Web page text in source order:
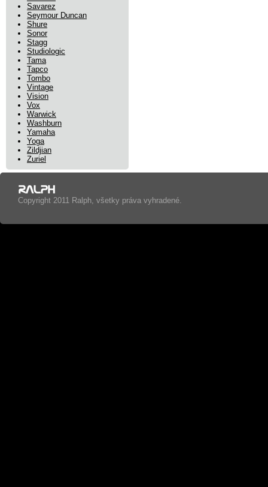
Savarez
Seymour Duncan
Shure
Sonor
Stagg
Studiologic
Tama
Tapco
Tombo
Vintage
Vision
Vox
Warwick
Washburn
Yamaha
Yoga
Zildjian
Zuriel
Copyright 2011 Ralph, všetky práva vyhradené.